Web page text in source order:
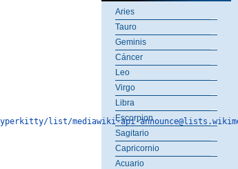
list/mediawiki-api-announce@lists.wikimedia.org/
Aries
Tauro
Geminis
Cáncer
Leo
Virgo
Libra
Escorpion
Sagitario
Capricornio
Acuario